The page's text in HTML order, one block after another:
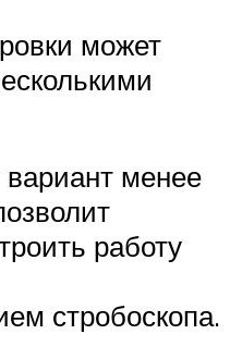
может
менее
работу
стробоскопа.